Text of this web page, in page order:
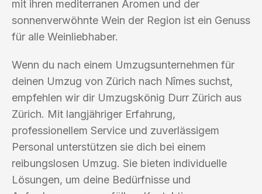
mit ihren mediterranen Aromen und der
sonnenverwöhnte Wein der Region ist ein Genuss
für alle Weinliebhaber.
Wenn du nach einem Umzugsunternehmen für
deinen Umzug von Zürich nach Nîmes suchst,
empfehlen wir dir Umzugskönig Durr Zürich aus
Zürich. Mit langjähriger Erfahrung,
professionellem Service und zuverlässigem
Personal unterstützen sie dich bei einem
reibungslosen Umzug. Sie bieten individuelle
Lösungen, um deine Bedürfnisse und